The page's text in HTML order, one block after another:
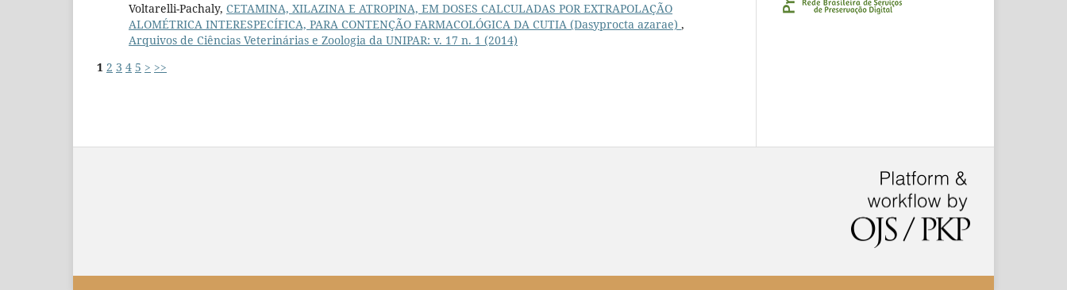
Voltarelli-Pachaly, CETAMINA, XILAZINA E ATROPINA, EM DOSES CALCULADAS POR EXTRAPOLAÇÃO
ALOMÉTRICA INTERESPECÍFICA, PARA CONTENÇÃO FARMACOLÓGICA DA CUTIA (Dasyprocta azarae) ,
Arquivos de Ciências Veterinárias e Zoologia da UNIPAR: v. 17 n. 1 (2014)
1 2 3 4 5 > >>